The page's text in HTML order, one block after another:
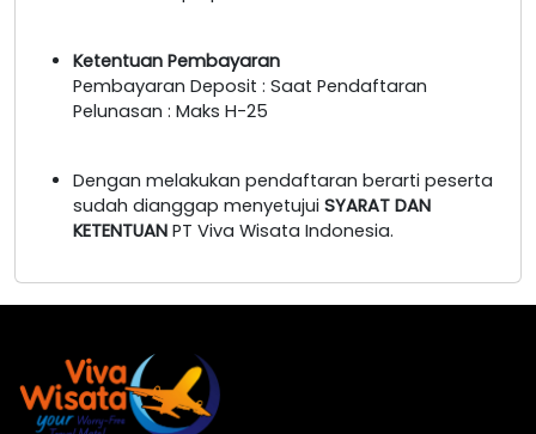
Ketentuan Pembayaran
Pembayaran Deposit : Saat Pendaftaran
Pelunasan : Maks H-25
Dengan melakukan pendaftaran berarti peserta
sudah dianggap menyetujui SYARAT DAN
KETENTUAN PT Viva Wisata Indonesia.